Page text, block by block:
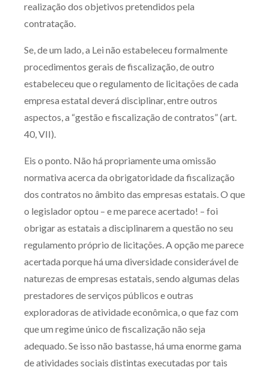
Av. Sete de Setembro, 4698
Whatsapp (41) 98881-6616
realização dos objetivos pretendidos pela
contratação.
Se, de um lado, a Lei não estabeleceu formalmente
procedimentos gerais de fiscalização, de outro
estabeleceu que o regulamento de licitações de cada
empresa estatal deverá disciplinar, entre outros
aspectos, a “gestão e fiscalização de contratos” (art.
40, VII).
Eis o ponto. Não há propriamente uma omissão
normativa acerca da obrigatoridade da fiscalização
dos contratos no âmbito das empresas estatais. O que
o legislador optou – e me parece acertado! – foi
obrigar as estatais a disciplinarem a questão no seu
regulamento próprio de licitações. A opção me parece
acertada porque há uma diversidade considerável de
naturezas de empresas estatais, sendo algumas delas
prestadores de serviços públicos e outras
exploradoras de atividade econômica, o que faz com
que um regime único de fiscalização não seja
adequado. Se isso não bastasse, há uma enorme gama
de atividades sociais distintas executadas por tais